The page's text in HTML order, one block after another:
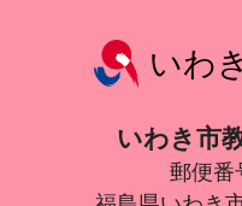
いわ
いわき市
郵便番